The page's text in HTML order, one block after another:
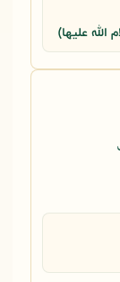
علیها)